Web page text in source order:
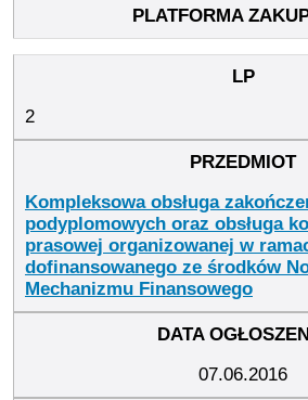
2
Kompleksowa obsługa
podyplomowych oraz obsługa
prasowej organizowanej w
dofinansowanego ze środków
Mechanizmu Finansowego
07.06.2016